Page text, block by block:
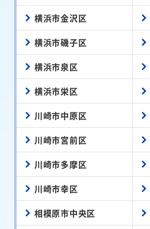
横浜市金沢区
横浜市磯子区
横浜市泉区
横浜市栄区
川崎市中原区
川崎市宮前区
川崎市多摩区
川崎市幸区
相模原市中央区